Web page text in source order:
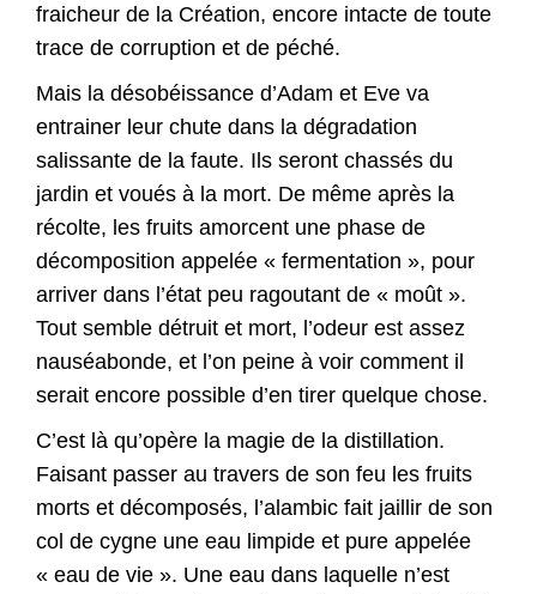
fraicheur de la Création, encore intacte de toute
trace de corruption et de péché.
Mais la désobéissance d’Adam et Eve va
entrainer leur chute dans la dégradation
salissante de la faute. Ils seront chassés du
jardin et voués à la mort. De même après la
récolte, les fruits amorcent une phase de
décomposition appelée « fermentation », pour
arriver dans l’état peu ragoutant de « moût ».
Tout semble détruit et mort, l’odeur est assez
nauséabonde, et l’on peine à voir comment il
serait encore possible d’en tirer quelque chose.
C’est là qu’opère la magie de la distillation.
Faisant passer au travers de son feu les fruits
morts et décomposés, l’alambic fait jaillir de son
col de cygne une eau limpide et pure appelée
« eau de vie ». Une eau dans laquelle n’est